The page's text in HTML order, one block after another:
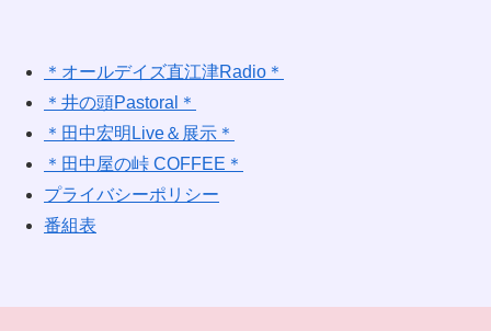
＊オールデイズ直江津Radio＊
＊井の頭Pastoral＊
＊田中宏明Live＆展示＊
＊田中屋の峠 COFFEE＊
プライバシーポリシー
番組表